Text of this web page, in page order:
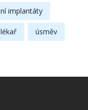
implantáty
úsměv